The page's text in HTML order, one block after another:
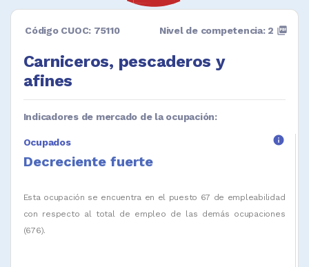
Código CUOC: 75110
Carniceros, pescaderos y
afines
Nivel de competencia: 2 picture_as_pdf
Indicadores de mercado de la ocupación:
Ocupados info
Decreciente fuerte
Esta ocupación se encuentra en el puesto 67 de empleabilidad
con respecto al total de empleo de las demás ocupaciones
(676).